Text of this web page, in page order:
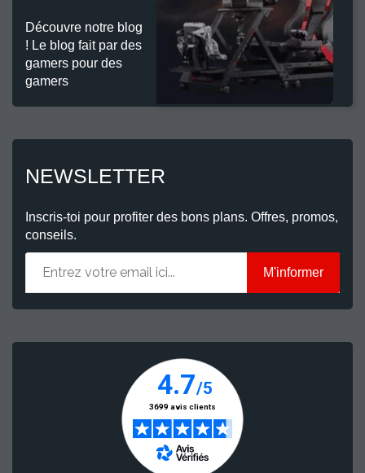
Découvre notre blog
! Le blog fait par des
gamers pour des
gamers
NEWSLETTER
Inscris-toi pour profiter des bons plans. Offres, promos,
conseils.
M'informer